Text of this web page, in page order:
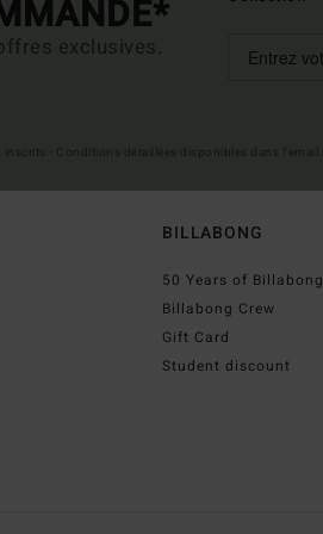
exclusives.
BILLABONG
50 Years of Billabong
Billabong Crew
Gift Card
Student discount